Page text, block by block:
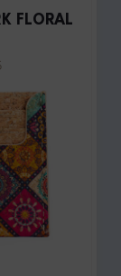
FLORAL